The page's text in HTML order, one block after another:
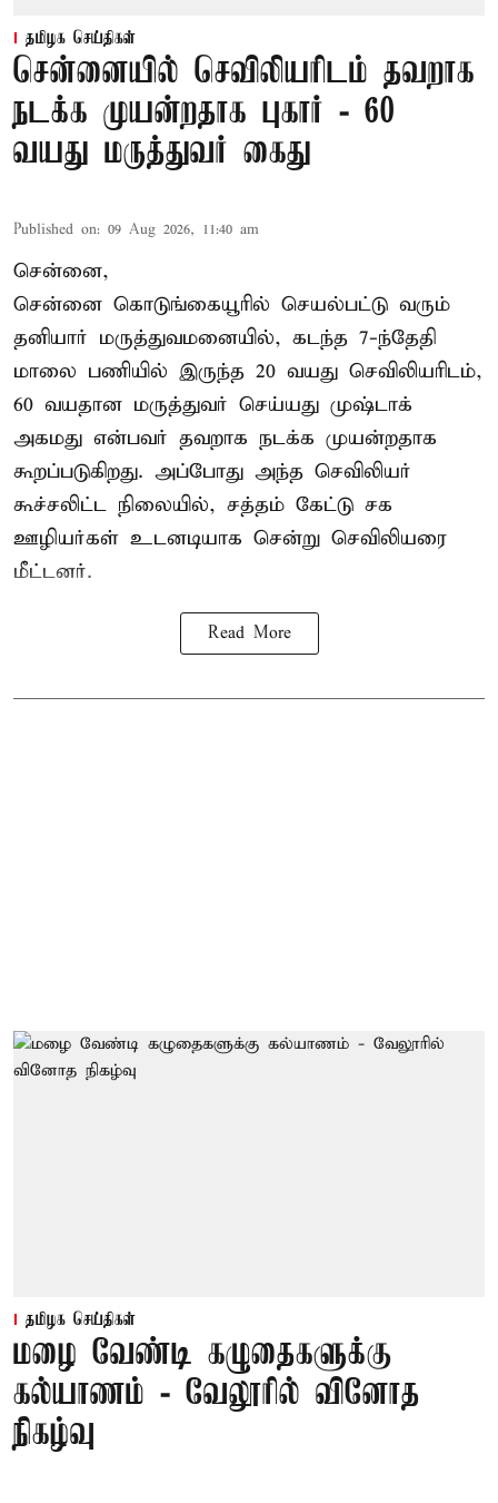
தமிழக செய்திகள்
சென்னையில் செவிலியரிடம் தவறாக
நடக்க முயன்றதாக புகார் - 60
வயது மருத்துவர் கைது
Published on: 09 Aug 2026, 11:40 am
சென்னை,
சென்னை கொடுங்கையூரில் செயல்பட்டு வரும்
தனியார் மருத்துவமனையில், கடந்த 7-ந்தேதி
மாலை பணியில் இருந்த 20 வயது செவிலியரிடம்,
60 வயதான மருத்துவர் செய்யது முஷ்டாக்
அகமது என்பவர் தவறாக நடக்க முயன்றதாக
கூறப்படுகிறது. அப்போது அந்த செவிலியர்
கூச்சலிட்ட நிலையில், சத்தம் கேட்டு சக
ஊழியர்கள் உடனடியாக சென்று செவிலியரை
மீட்டனர்.
Read More
தமிழக செய்திகள்
மழை வேண்டி கழுதைகளுக்கு
கல்யாணம் - வேலூரில் வினோத
நிகழ்வு